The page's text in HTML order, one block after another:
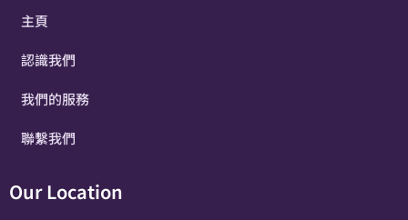
主頁
認識我們
我們的服務
聯繫我們
Our Location